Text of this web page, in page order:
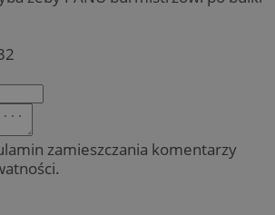
zamieszczania komentarzy